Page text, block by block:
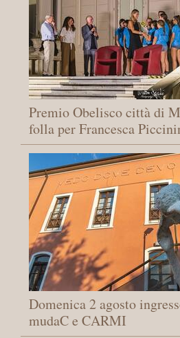
Premio Obelisco città di
folla per Francesca
Domenica 2 agosto
mudaC e CARMI